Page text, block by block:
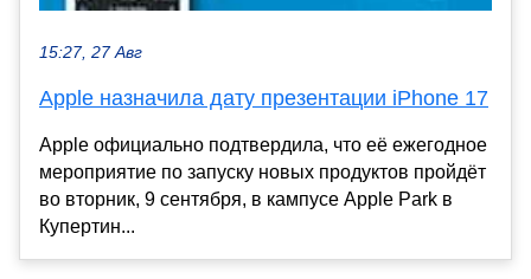
15:27, 27 Авг
Apple назначила дату презентации iPhone 17
Apple официально подтвердила, что её ежегодное
мероприятие по запуску новых продуктов пройдёт
во вторник, 9 сентября, в кампусе Apple Park в
Купертин...